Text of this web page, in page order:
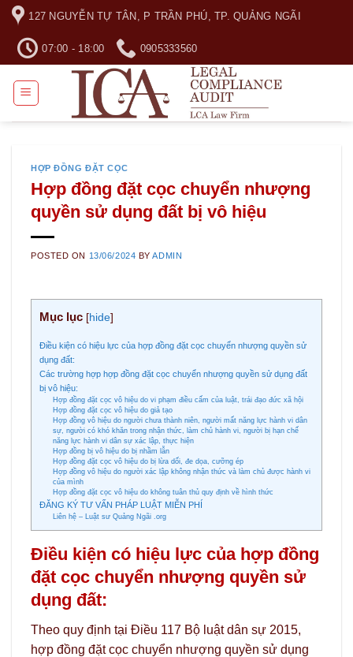
Skip
content
127 NGUYỄN TỰ TÂN, P TRẦN PHÚ, TP. QUẢNG NGÃI
07:00 - 18:00 0905333560
HỢP ĐỒNG ĐẶT CỌC
Hợp đồng đặt cọc chuyển nhượng
quyền sử dụng đất bị vô hiệu
POSTED ON 13/06/2024 BYADMIN
Mục lục [hide]
Điều kiện có hiệu lực của hợp đồng đặt cọc chuyển nhượng quyền sử
dụng đất:
Các trường hợp hợp đồng đặt cọc chuyển nhượng quyền sử dụng đất
bị vô hiệu:
Hợp đồng đặt cọc vô hiệu do vi phạm điều cấm của luật, trái đạo đức xã hội
Hợp đồng đặt cọc vô hiệu do giả tạo
Hợp đồng vô hiệu do người chưa thành niên, người mất năng lực hành vi dân
sự, người có khó khăn trong nhận thức, làm chủ hành vi, người bị hạn chế
năng lực hành vi dân sự xác lập, thực hiện
Hợp đồng bị vô hiệu do bị nhầm lẫn
Hợp đồng đặt cọc vô hiệu do bị lừa dối, đe dọa, cưỡng ép
Hợp đồng vô hiệu do người xác lập không nhận thức và làm chủ được hành vi
của mình
Hợp đồng đặt cọc vô hiệu do không tuân thủ quy định về hình thức
ĐĂNG KÝ TƯ VẤN PHÁP LUẬT MIỄN PHÍ
Liên hệ – Luật sư Quảng Ngãi .org
Điều kiện có hiệu lực của hợp đồng
đặt cọc chuyển nhượng quyền sử
dụng đất:
Theo quy định tại Điều 117 Bộ luật dân sự 2015,
hợp đồng đặt cọc chuyển nhượng quyền sử dụng